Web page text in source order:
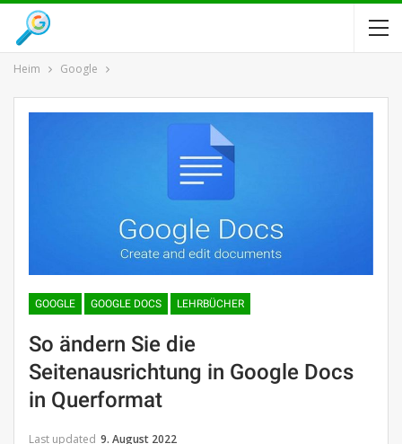
Heim Google
GOOGLE GOOGLE DOCS LEHRBÜCHER
So ändern Sie die
Seitenausrichtung in Google Docs
in Querformat
Last updated 9. August 2022